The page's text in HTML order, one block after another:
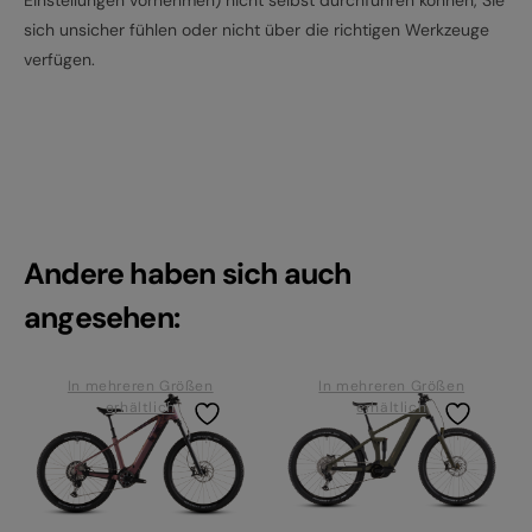
sich unsicher fühlen oder nicht über die richtigen Werkzeuge
verfügen.
Andere haben sich auch
angesehen:
In mehreren Größen
erhältlich
In mehreren Größen
erhältlich